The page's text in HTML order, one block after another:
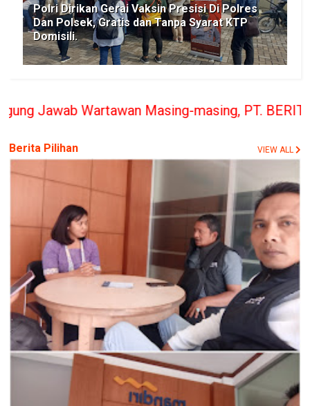
Polri Dirikan Gerai Vaksin Presisi Di Polres
Dan Polsek, Gratis dan Tanpa Syarat KTP
Domisili.
Masing-masing, PT. BERITA RAKYAT
Berita Pilihan VIEW ALL